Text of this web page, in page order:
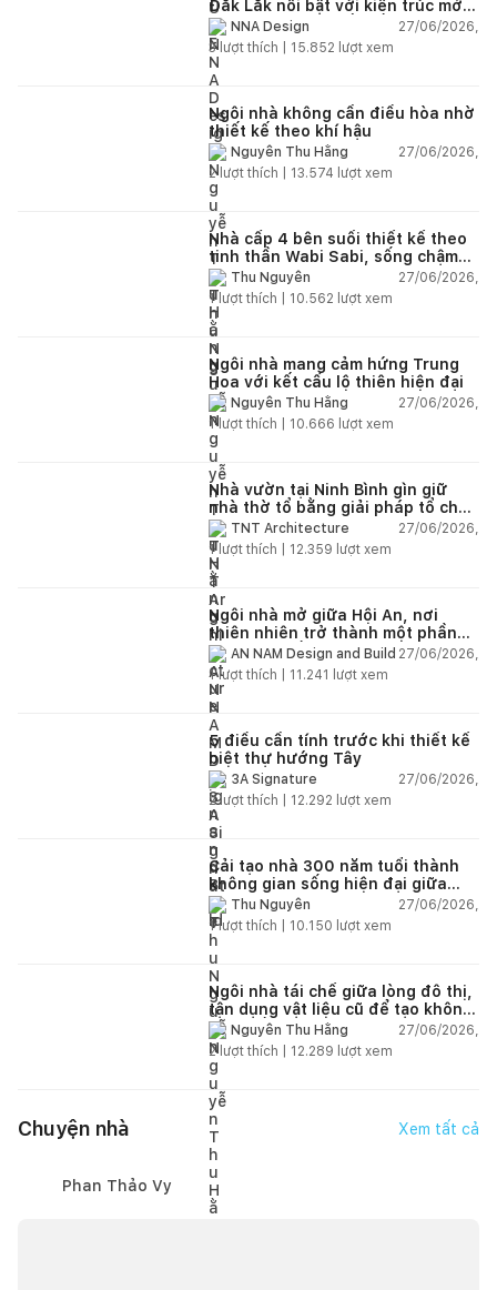
Đắk Lắk nổi bật với kiến trúc mở
và hệ sân vườn kết nối thiên
nhiên
NNA Design
27/06/2026,
3lượt thích | 15.852 lượt xem
Ngôi nhà không cần điều hòa nhờ
thiết kế theo khí hậu
Nguyễn Thu Hằng
27/06/2026,
2lượt thích | 13.574 lượt xem
Nhà cấp 4 bên suối thiết kế theo
tinh thần Wabi Sabi, sống chậm
giữa thiên nhiên
Thu Nguyễn
27/06/2026,
1lượt thích | 10.562 lượt xem
Ngôi nhà mang cảm hứng Trung
Hoa với kết cấu lộ thiên hiện đại
Nguyễn Thu Hằng
27/06/2026,
1lượt thích | 10.666 lượt xem
Nhà vườn tại Ninh Bình gìn giữ
nhà thờ tổ bằng giải pháp tổ chức
lại không gian
TNT Architecture
27/06/2026,
1lượt thích | 12.359 lượt xem
Ngôi nhà mở giữa Hội An, nơi
thiên nhiên trở thành một phần
của cuộc sống
AN NAM Design and Build 27/06/2026,
1lượt thích | 11.241 lượt xem
5 điều cần tính trước khi thiết kế
biệt thự hướng Tây
3A Signature
27/06/2026,
2lượt thích | 12.292 lượt xem
Cải tạo nhà 300 năm tuổi thành
không gian sống hiện đại giữa
thiên nhiên
Thu Nguyễn
27/06/2026,
1lượt thích | 10.150 lượt xem
Ngôi nhà tái chế giữa lòng đô thị,
tận dụng vật liệu cũ để tạo không
gian sống linh hoạt
Nguyễn Thu Hằng
27/06/2026,
2lượt thích | 12.289 lượt xem
Chuyện nhà Xem tất cả
Phan Thảo Vy